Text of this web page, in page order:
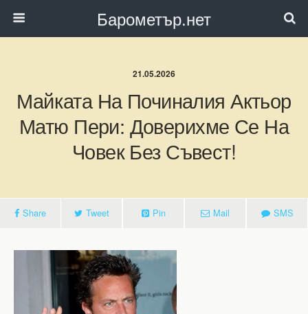
Барометър.нет
21.05.2026
Майката На Починалия Актьор
Матю Пери: Доверихме Се На
Човек Без Съвест!
Share Tweet Pin Mail SMS